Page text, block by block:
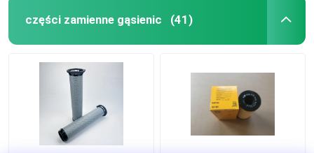
części zamienne gąsienic (41)